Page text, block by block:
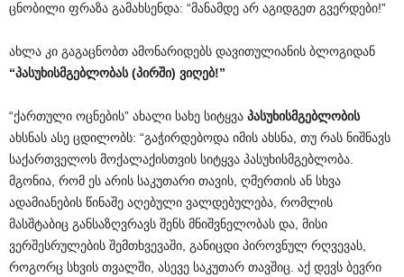
ცნობილი ფრაზა გამახსენდა: “მანამდე არ აგიდგეთ გვერდები!”
ახლა კი გაგაცნობთ ამონარიდებს დავითულიანის ბლოგიდან
“პასუხისმგებლობას(პირში) ვიღებ!”
“ქართული ოცნების” ახალი სახე სიტყვა პასუხისმგებლობის
ახსნას ასე ცდილობს: “გაჭირდებოდა იმის ახსნა, თუ რას ნიშნავს
საქართველოს მოქალაქისთვის სიტყვა პასუხისმგებლობა.
მგონია, რომ ეს არის საკუთარი თავის, ღმერთის ან სხვა
ადამიანების წინაშე აღებული ვალდებულება, რომლის
მასშტაბიც განსაზღვრავს შენს მნიშვნელობას და, მისი
ვერშესრულების შემთხვევაში, განიცდი პიროვნულ რღვევას,
როგორც სხვის თვალში, ასევე საკუთარ თავშიც. აქ დევს ბევრი